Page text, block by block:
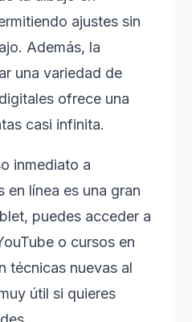
ajustes sin
Además, la
una variedad de
ofrece una
casi infinita.
inmediato a
en línea es una gran
puedes acceder a
o cursos en
técnicas nuevas al
útil si quieres